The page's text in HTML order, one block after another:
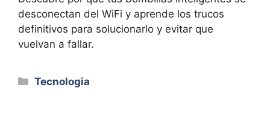
desconectan del WiFi y aprende los trucos
definitivos para solucionarlo y evitar que
vuelvan a fallar.
Categorías
Tecnologia